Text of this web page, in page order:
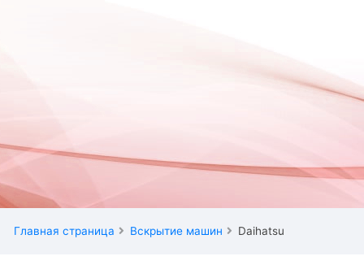
Главная страница Вскрытие машин Daihatsu